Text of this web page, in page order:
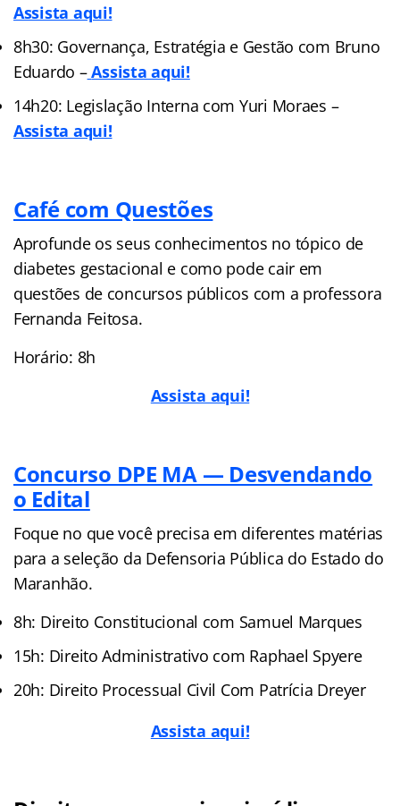
Assista aqui!
8h30: Governança, Estratégia e Gestão com Bruno
Eduardo –Assista aqui!
14h20: Legislação Interna com Yuri Moraes –
Assista aqui!
Café com Questões
Aprofunde os seus conhecimentos no tópico de
diabetes gestacional e como pode cair em
questões de concursos públicos com a professora
Fernanda Feitosa.
Horário: 8h
Assista aqui!
Concurso DPE MA — Desvendando
o Edital
Foque no que você precisa em diferentes matérias
para a seleção da Defensoria Pública do Estado do
Maranhão.
8h: Direito Constitucional com Samuel Marques
15h: Direito Administrativo com Raphael Spyere
20h: Direito Processual Civil Com Patrícia Dreyer
Assista aqui!